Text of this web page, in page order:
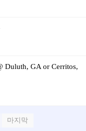
Duluth, GA or Cerritos,
마지막